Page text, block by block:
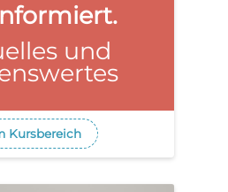
und
Kursbereich